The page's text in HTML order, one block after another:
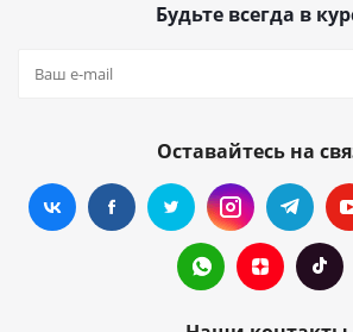
Будьте всегда в
Оставайтесь на